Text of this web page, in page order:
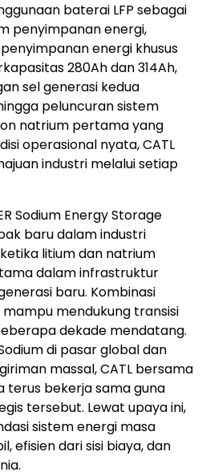
baterai LFP sebagai
penyimpanan energi,
energi khusus
280Ah dan 314Ah,
sel generasi kedua
peluncuran sistem
natrium pertama yang
operasional nyata, CATL
industri melalui setiap
Sodium Energy Storage
baru dalam industri
litium dan natrium
dalam infrastruktur
baru. Kombinasi
mendukung transisi
dekade mendatang.
di pasar global dan
massal, CATL bersama
bekerja sama guna
tersebut. Lewat upaya ini,
sistem energi masa
efisien dari sisi biaya, dan